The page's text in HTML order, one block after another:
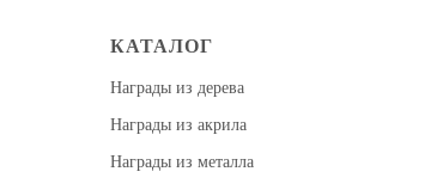
КАТАЛОГ
Награды из дерева
Награды из акрила
Награды из металла